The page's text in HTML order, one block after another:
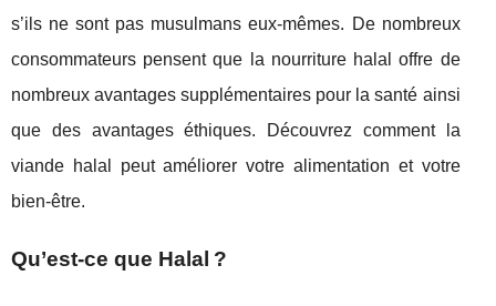
s’ils ne sont pas musulmans eux-mêmes. De nombreux
consommateurs pensent que la nourriture halal offre de
nombreux avantages supplémentaires pour la santé ainsi
que des avantages éthiques. Découvrez comment la
viande halal peut améliorer votre alimentation et votre
bien-être.
Qu’est-ce que Halal ?